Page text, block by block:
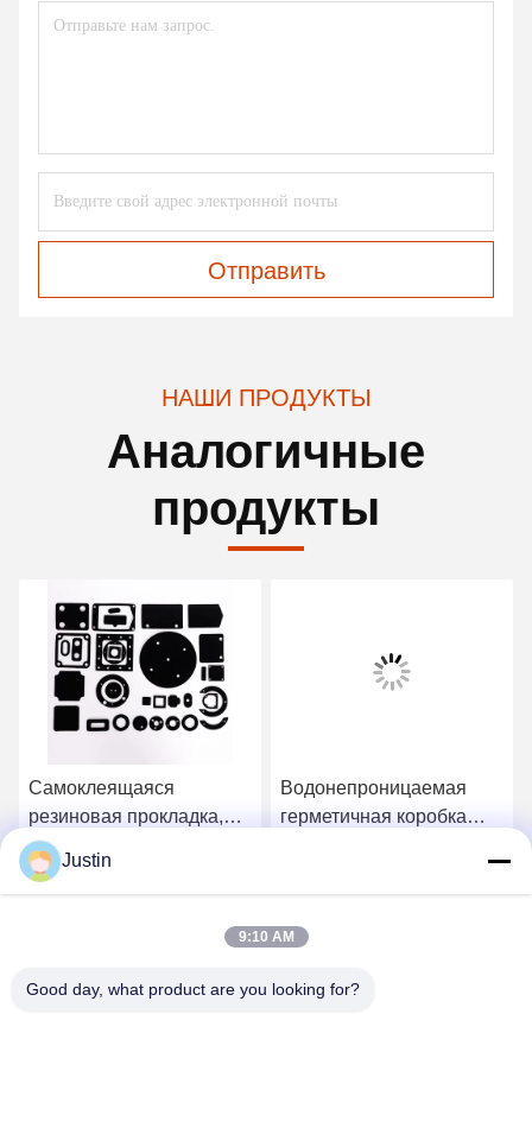
Отправить
НАШИ ПРОДУКТЫ
Аналогичные
продукты
Самоклеящаяся
резиновая прокладка,
вырезанная штампом,
твердость по Шору А 80,
для медицинских
Водонепроницаемая
герметичная коробка
резиновые
уплотнительные кольца
Justin
9:10 AM
Good day, what product are you looking for?